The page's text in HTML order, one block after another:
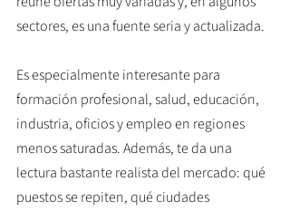
sectores, es una fuente seria y actualizada.
Es especialmente interesante para
formación profesional, salud, educación,
industria, oficios y empleo en regiones
menos saturadas. Además, te da una
lectura bastante realista del mercado: qué
puestos se repiten, qué ciudades